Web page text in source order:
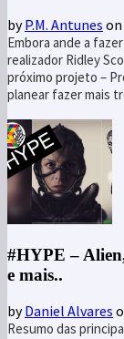
byP.M. Antunes on
Embora ande a
realizador Ridley
próximo projeto –
planear fazer mais
#HYPE –
e mais..
byDaniel Alvares
Resumo das